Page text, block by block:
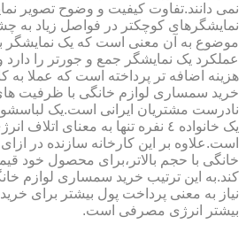
نمی دانند.تفاوت کیفیت و وضوح تصویر
نمایشگرهای کوچکتر در فواصل زیاد به
موضوع به آن معنی است که یک نمایشگر
عملکرد یک نمایشگر جمع و جورتر را
هزینه اضافه تر پرداخته است که عملا به
خرید سمساری لوازم خانگی با ظرفیت های
یک خانواده ٤ نفره تنها به معنای
است.علاوه بر این کارخانه سازنده در
خانگی با حجم بالاتر،برای محصول خود
کند.به این ترتیب خرید سمساری لوازم
نیاز به معنی پرداخت پول بیشتر برای
بیشتر انرژی مصرفی است.